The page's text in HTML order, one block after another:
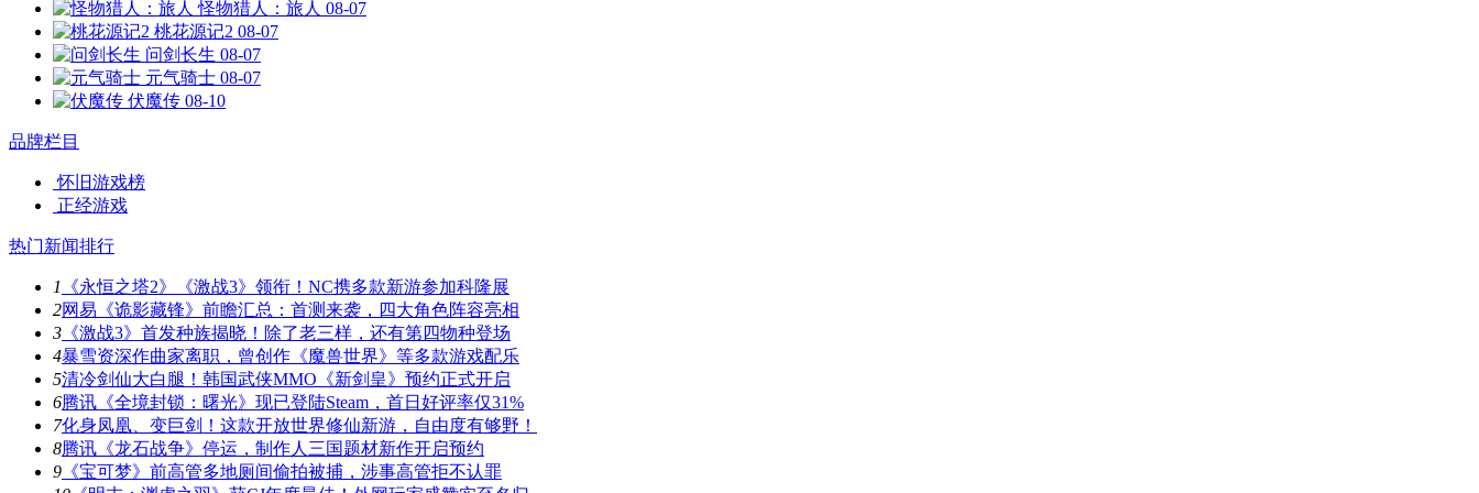
怪物猎人：旅人 08-07
桃花源记2 08-07
问剑长生 08-07
元气骑士 08-07
伏魔传 08-10
品牌栏目
怀旧游戏榜
正经游戏
热门新闻排行
1
《永恒之塔2》《激战3》领衔！NC携多款新游参加科隆展
2网易《诡影藏锋》前瞻汇总：首测来袭，四大角色阵容亮相
3 《激战3》首发种族揭晓！除了老三样，还有第四物种登场
4暴雪资深作曲家离职，曾创作《魔兽世界》等多款游戏配乐
5清冷剑仙大白腿！韩国武侠MMO《新剑皇》预约正式开启
6腾讯《全境封锁：曙光》现已登陆Steam，首日好评率仅31%
7化身凤凰、变巨剑！这款开放世界修仙新游，自由度有够野！
8腾讯《龙石战争》停运，制作人三国题材新作开启预约
9 《宝可梦》前高管多地厕间偷拍被捕，涉事高管拒不认罪